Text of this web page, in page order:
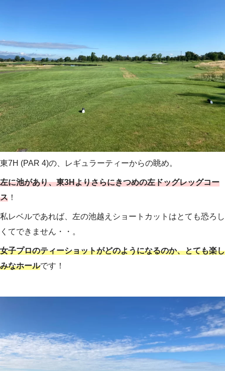
東7H (PAR 4)の、レギュラーティーからの眺め。
左に池があり、東3Hよりさらにきつめの左ドッグレッグコー
ス ！
私レベルであれば、左の池越えショートカットはとても恐ろし
くてできません・・。
女子プロのティーショットがどのようになるのか、とても楽し
みなホールです！